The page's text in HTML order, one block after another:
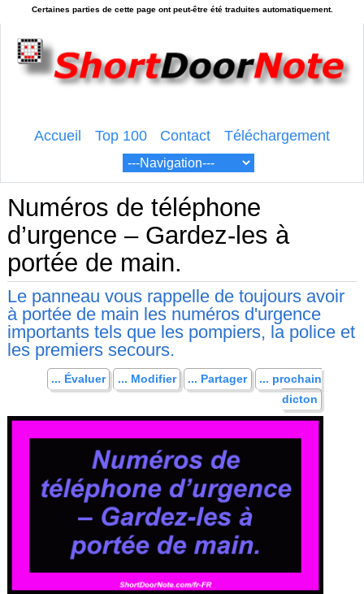
Accueil Top 100 Contact Téléchargement
Numéros de téléphone
d’urgence – Gardez-les à
portée de main.
Le panneau vous rappelle de toujours avoir
à portée de main les numéros d'urgence
importants tels que les pompiers, la police et
les premiers secours.
... Évaluer ... Modifier ... Partager
... prochain
dicton